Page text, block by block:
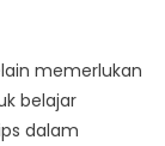
memerlukan
belajar
dalam